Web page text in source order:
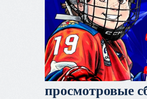
просмотровые